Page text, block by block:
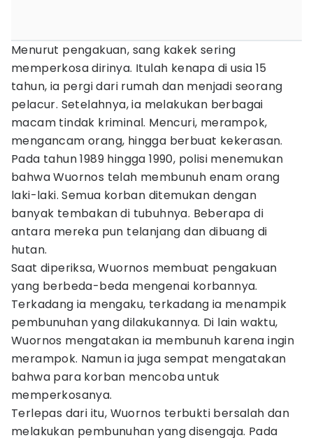
Menurut pengakuan, sang kakek sering
memperkosa dirinya. Itulah kenapa di usia 15
tahun, ia pergi dari rumah dan menjadi seorang
pelacur. Setelahnya, ia melakukan berbagai
macam tindak kriminal. Mencuri, merampok,
mengancam orang, hingga berbuat kekerasan.
Pada tahun 1989 hingga 1990, polisi menemukan
bahwa Wuornos telah membunuh enam orang
laki-laki. Semua korban ditemukan dengan
banyak tembakan di tubuhnya. Beberapa di
antara mereka pun telanjang dan dibuang di
hutan.
Saat diperiksa, Wuornos membuat pengakuan
yang berbeda-beda mengenai korbannya.
Terkadang ia mengaku, terkadang ia menampik
pembunuhan yang dilakukannya. Di lain waktu,
Wuornos mengatakan ia membunuh karena ingin
merampok. Namun ia juga sempat mengatakan
bahwa para korban mencoba untuk
memperkosanya.
Terlepas dari itu, Wuornos terbukti bersalah dan
melakukan pembunuhan yang disengaja. Pada